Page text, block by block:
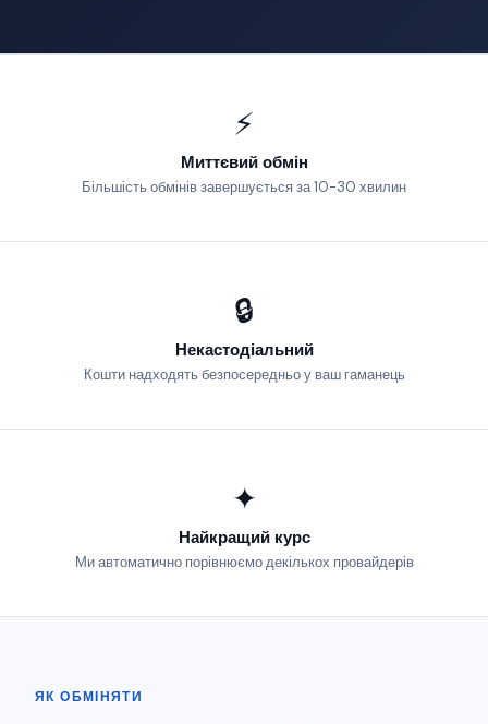
⚡
Миттєвий обмін
Більшість обмінів завершується за 10-30 хвилин
🔒
Некастодіальний
Кошти надходять безпосередньо у ваш гаманець
✦
Найкращий курс
Ми автоматично порівнюємо декількох провайдерів
ЯК ОБМІНЯТИ